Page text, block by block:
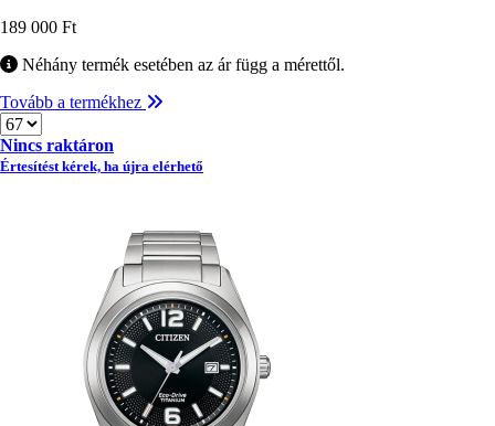
189 000 Ft
Néhány termék esetében az ár függ a mérettől.
Tovább a termékhez
Méret
Nincs raktáron
Értesítést kérek, ha újra elérhető